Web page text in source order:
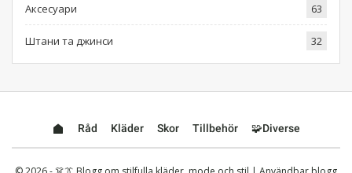
Аксесуари 63
Штани та джинси 32
Råd Kläder Skor Tillbehör 🧩Diverse